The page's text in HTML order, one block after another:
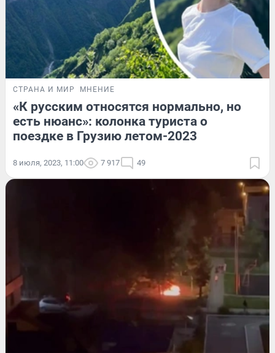
СТРАНА И МИР МНЕНИЕ
«К русским относятся нормально, но
есть нюанс»: колонка туриста о
поездке в Грузию летом-2023
8 июля, 2023, 11:00 7 917 49